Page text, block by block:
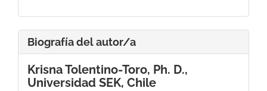
Biografía del autor/a
Krisna Tolentino-Toro, Ph. D.,
Universidad SEK, Chile